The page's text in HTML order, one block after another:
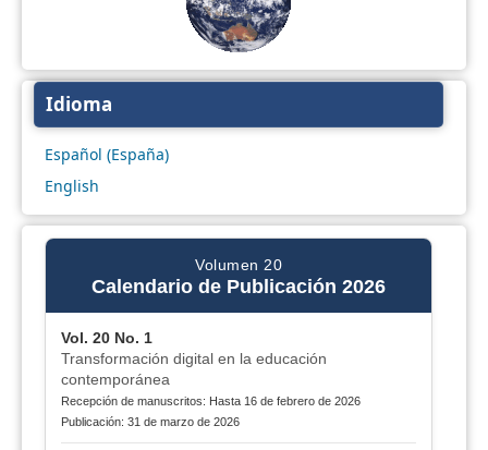
Idioma
Español (España)
English
Volumen 20
Calendario de Publicación 2026
Vol. 20 No. 1
Transformación digital en la educación
contemporánea
Recepción de manuscritos: Hasta 16 de febrero de 2026
Publicación: 31 de marzo de 2026